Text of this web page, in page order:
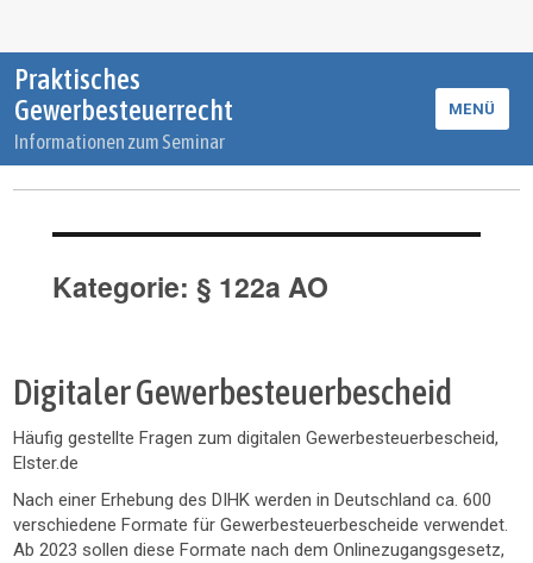
Praktisches
Gewerbesteuerrecht
Informationen zum Seminar
MENÜ
Kategorie: § 122a AO
Digitaler Gewerbesteuerbescheid
Häufig gestellte Fragen zum digitalen Gewerbesteuerbescheid,
Elster.de
Nach einer Erhebung des DIHK werden in Deutschland ca. 600
verschiedene Formate für Gewerbesteuerbescheide verwendet.
Ab 2023 sollen diese Formate nach dem Onlinezugangsgesetz,